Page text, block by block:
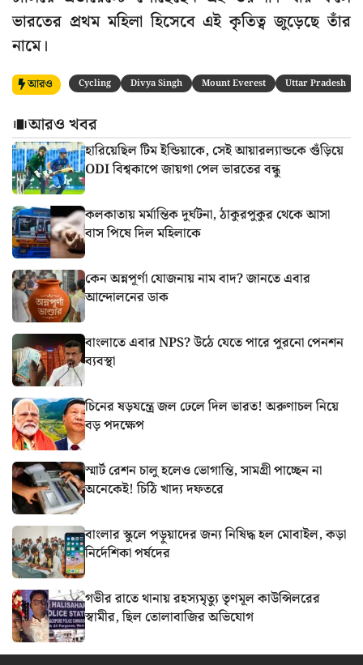
ভারতের প্রথম মহিলা হিসেবে এই কৃতিত্ব জুড়েছে তাঁর
নামে।
আরও Cycling Divya Singh Mount Everest Uttar Pradesh
আরও খবর
হারিয়েছিল টিম ইন্ডিয়াকে, সেই আয়ারল্যান্ডকে গুঁড়িয়ে
ODI বিশ্বকাপে জায়গা পেল ভারতের বন্ধু
কলকাতায় মর্মান্তিক দুর্ঘটনা, ঠাকুরপুকুর থেকে আসা
বাস পিষে দিল মহিলাকে
কেন অন্নপূর্ণা যোজনায় নাম বাদ? জানতে এবার
আন্দোলনের ডাক
বাংলাতে এবার NPS? উঠে যেতে পারে পুরনো পেনশন
ব্যবস্থা
চিনের ষড়যন্ত্রে জল ঢেলে দিল ভারত! অরুণাচল নিয়ে
বড় পদক্ষেপ
স্মার্ট রেশন চালু হলেও ভোগান্তি, সামগ্রী পাচ্ছেন না
অনেকেই! চিঠি খাদ্য দফতরে
বাংলার স্কুলে পড়ুয়াদের জন্য নিষিদ্ধ হল মোবাইল, কড়া
নির্দেশিকা পর্ষদের
গভীর রাতে থানায় রহস্যমৃত্যু তৃণমূল কাউন্সিলরের
স্বামীর, ছিল তোলাবাজির অভিযোগ